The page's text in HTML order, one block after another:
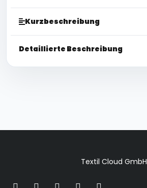
Kurzbeschreibung
Detaillierte Beschreibung
Textil Cloud GmbH